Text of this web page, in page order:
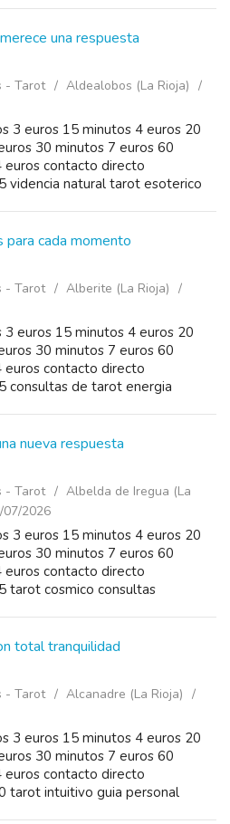
una respuesta
- Tarot
Aldealobos (La Rioja)
3 euros 15 minutos 4 euros 20
30 minutos 7 euros 60
euros contacto directo
videncia natural tarot esoterico
para cada momento
- Tarot
Alberite (La Rioja)
3 euros 15 minutos 4 euros 20
30 minutos 7 euros 60
euros contacto directo
consultas de tarot energia
nueva respuesta
- Tarot
Albelda de Iregua (La
07/2026
3 euros 15 minutos 4 euros 20
30 minutos 7 euros 60
euros contacto directo
tarot cosmico consultas
total tranquilidad
- Tarot
Alcanadre (La Rioja)
3 euros 15 minutos 4 euros 20
30 minutos 7 euros 60
euros contacto directo
tarot intuitivo guia personal